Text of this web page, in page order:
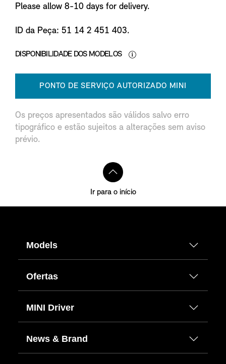
Please allow 8-10 days for delivery.
ID da Peça: 51 14 2 451 403.
DISPONIBILIDADE DOS MODELOS
PONTO DE SERVIÇO AUTORIZADO MINI
Os preços apresentados são válidos salvo erro
tipográfico e estão sujeitos a alterações sem aviso
prévio.
Ir para o início
Models
Ofertas
MINI Driver
News & Brand